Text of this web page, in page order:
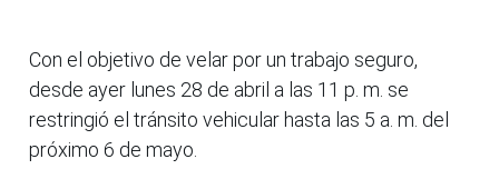
Con el objetivo de velar por un trabajo seguro,
desde ayer lunes 28 de abril a las 11 p. m. se
restringió el tránsito vehicular hasta las 5 a. m. del
próximo 6 de mayo.